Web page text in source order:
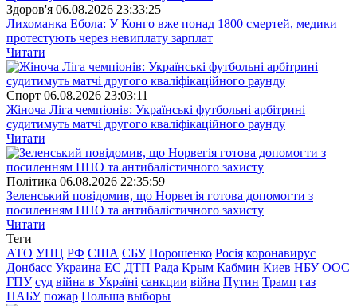
Здоров'я 06.08.2026 23:33:25
Лихоманка Ебола: У Конго вже понад 1800 смертей, медики
протестують через невиплату зарплат
Читати
Спорт 06.08.2026 23:03:11
Жіноча Ліга чемпіонів: Українські футбольні арбітрині
судитимуть матчі другого кваліфікаційного раунду
Читати
Полiтика 06.08.2026 22:35:59
Зеленський повідомив, що Норвегія готова допомогти з
посиленням ППО та антибалістичного захисту
Читати
Теги
АТО УПЦ РФ США СБУ Порошенко Росія коронавирус
Донбасс Украина ЕС ДТП Рада Крым Кабмин Киев НБУ ООС
ГПУ суд війна в Україні санкции війна Путин Трамп газ
НАБУ пожар Польша выборы